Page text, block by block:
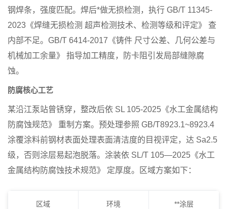
钢焊条 ，强度匹配。焊后*做无损检测，执行 GB/T 11345-
2023《焊缝无损检测 超声检测技术、检测等级和评定》
查
内部不足。 GB/T 6414-2017《铸件 尺寸公差、几何公差与
机械加工余量》
指导加工精度，防卡阻引发局部缝隙腐
蚀。
防腐核心工艺
某沿江泵站曾锈穿，整改后依 SL 105-2025《水工金属结构
防腐蚀规范》
重制方案。预处理参照 GB/T8923.1~8923.4
涂覆涂料前钢材表面处理表面清洁度的目视评定 ，达 Sa2.5
级，否则涂层易起泡脱落。涂装依 SL/T 105—2025《水工
金属结构防腐蚀技术规范》
定厚度。区域方案如下：
区域 环境 **涂层